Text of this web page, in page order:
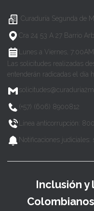
Curaduría Segunda de
Cra 24 53 A 27 Barrio
Lunes a Viernes,
Las solicitudes realizadas
entenderán radicadas el día
(+57) (606) 8900812
Línea anticorrupción:
Notificaciones
Inclusión y